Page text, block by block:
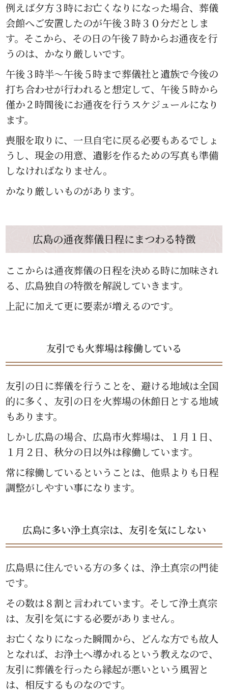
例えば夕方３時にお亡くなりになった場合、葬儀
会館へご安置したのが午後３時３０分だとしま
す。そこから、その日の午後７時からお通夜を行
うのは、かなり厳しいです。
午後３時半〜午後５時まで葬儀社と遺族で今後の
打ち合わせが行われると想定して、午後５時から
僅か２時間後にお通夜を行うスケジュールになり
ます。
喪服を取りに、一旦自宅に戻る必要もあるでしょ
うし、現金の用意、遺影を作るための写真も準備
しなければなりません。
かなり厳しいものがあります。
広島の通夜葬儀日程にまつわる特徴
ここからは通夜葬儀の日程を決める時に加味され
る、広島独自の特徴を解説していきます。
上記に加えて更に要素が増えるのです。
友引でも火葬場は稼働している
友引の日に葬儀を行うことを、避ける地域は全国
的に多く、友引の日を火葬場の休館日とする地域
もあります。
しかし広島の場合、広島市火葬場は、１月１日、
１月２日、秋分の日以外は稼働しています。
常に稼働しているということは、他県よりも日程
調整がしやすい事になります。
広島に多い浄土真宗は、友引を気にしない
広島県に住んでいる方の多くは、浄土真宗の門徒
です。
その数は８割と言われています。そして浄土真宗
は、友引を気にする必要がありません。
お亡くなりになった瞬間から、どんな方でも故人
となれば、お浄土へ導かれるという教えなので、
友引に葬儀を行ったら縁起が悪いという風習と
は、相反するものなのです。